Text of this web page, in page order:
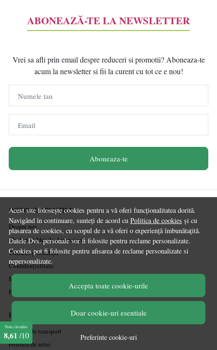
Acest site folosește cookies pentru a vă oferi funcționalitatea dorită.
Navigând în continuare, sunteți de acord cu Politica de cookies și cu
plasarea de cookies, cu scopul de a vă oferi o experiență îmbunătațită.
Datele Dvs. personale vor fi folosite pentru reclame personalizate.
Cookies pot fi folosite pentru afisarea de reclame personalizate si
nepersonalizate.
Accepta toate cookie-urile
Doar cookie-uri esentiale
Preferinte cookie-uri
ABONEAZĂ-TE LA NEWSLETTER
Vrei sa afli prin email despre reduceri si promotii? Aboneaza-te
acum la newsletter si fii la curent cu tot ce e nou!
Numele tau
Email
Aboneaza-te
INFORMATII UTILE
Despre noi
Ghiduri și Idei de Amenajare
Termeni și condiții
Confidențialitate
Mărturiile clienților
Politica de Cookies
PLATA SI LIVRARE
Politica de transport
Politica de retur
Nota clienților
8,61 /10